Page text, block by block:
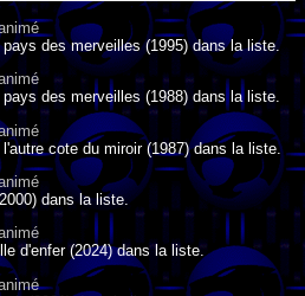
des merveilles (1995) dans la liste.
des merveilles (1988) dans la liste.
cote du miroir (1987) dans la liste.
dans la liste.
d'enfer (2024) dans la liste.